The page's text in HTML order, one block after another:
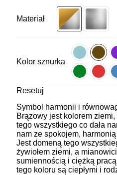
Materiał
Kolor sznurka
Resetuj
Symbol harmonii i
Brązowy jest kolorem
tego wszystkiego co dała
nam ze spokojem,
Jest domeną tego
żywiołem ziemi, a
sumiennością i ciężką
tego koloru są ciepłymi i